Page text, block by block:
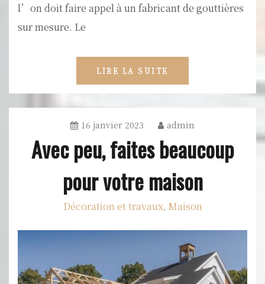
l’on doit faire appel à un fabricant de gouttières
sur mesure. Le
LIRE LA SUITE
16 janvier 2023 admin
Avec peu, faites beaucoup
pour votre maison
Décoration et travaux, Maison